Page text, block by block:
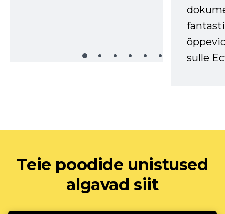
sulle
Teie poodide unistused
algavad siit